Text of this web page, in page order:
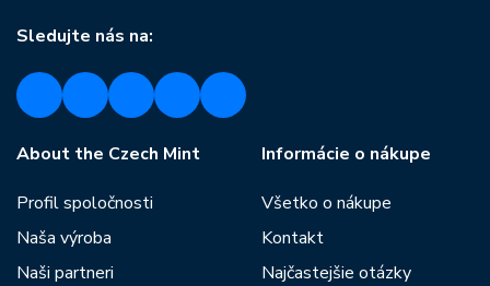
Sledujte nás na:
About the Czech Mint
Profil spoločnosti
Naša výroba
Naši partneri
Informácie o nákupe
Všetko o nákupe
Kontakt
Najčastejšie otázky